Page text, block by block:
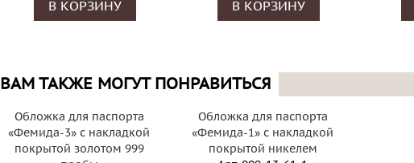
В КОРЗИНУ В КОРЗИНУ
ВАМ ТАКЖЕ МОГУТ ПОНРАВИТЬСЯ
Обложка для паспорта
«Фемида-3» с накладкой
покрытой золотом 999
Обложка для паспорта
«Фемида-1» с накладкой
покрытой никелем